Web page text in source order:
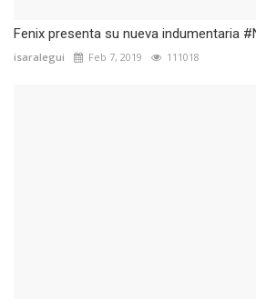
Fenix presenta su nueva indumentaria
isaralegui Feb 7, 2019 111018